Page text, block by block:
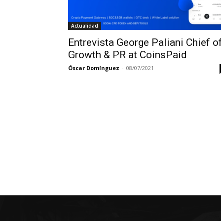
Actualidad
Entrevista George Paliani Chief
Growth & PR at CoinsPaid
Óscar Domínguez - 08/07/2021